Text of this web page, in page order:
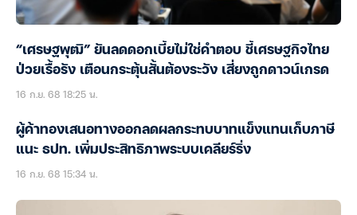
“เศรษฐพุฒิ” ยันลดดอกเบี้ยไม่ใช่คำตอบ ชี้เศรษฐกิจไทย
ป่วยเรื้อรัง เตือนกระตุ้นสั้นต้องระวัง เสี่ยงถูกดาวน์เกรด
16 ก.ย. 68 18:25 น.
ผู้ค้าทองเสนอทางออกลดผลกระทบบาทแข็งแทนเก็บภาษี
แนะ ธปท. เพิ่มประสิทธิภาพระบบเคลียร์ริ่ง
16 ก.ย. 68 15:34 น.